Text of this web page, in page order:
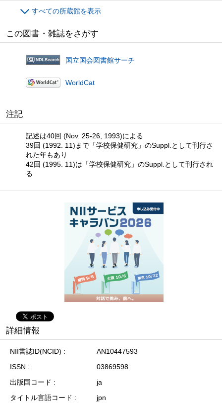
すべての所蔵館を表示
この図書・雑誌をさがす
国立国会図書館サーチ
WorldCat
注記
記述は40回 (Nov. 25-26, 1993)による
39回 (1992. 11)まで「学校保健研究」のSuppl.として刊行さ
れた年もあり
42回 (1995. 11)は「学校保健研究」のSuppl.として刊行され
る
詳細情報
NII書誌ID(NCID)
AN10447593
ISSN
03869598
出版国コード
ja
タイトル言語コード
jpn